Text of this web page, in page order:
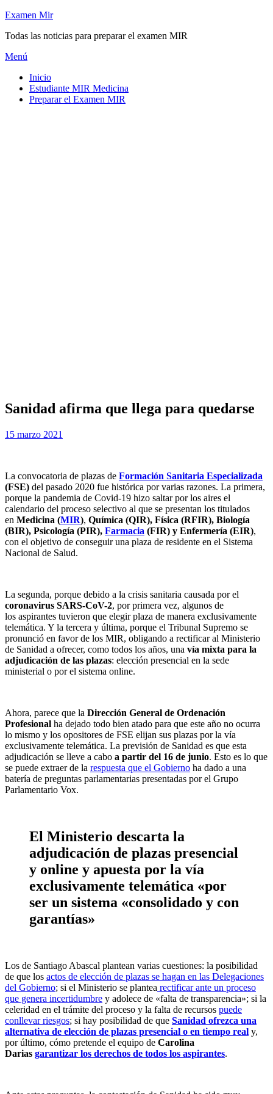
Saltar
contenido
Examen Mir
Todas las noticias para preparar el examen MIR
Menú
Inicio
Estudiante MIR Medicina
Preparar el Examen MIR
Sanidad afirma que llega para quedarse
porExamen MIR
Publicada
15 marzo 2021
La convocatoria de plazas de Formación Sanitaria Especializada
(FSE) del pasado 2020 fue histórica por varias razones. La primera,
porque la pandemia de Covid-19 hizo saltar por los aires el
calendario del proceso selectivo al que se presentan los titulados
en Medicina (MIR), Química (QIR), Física (RFIR), Biología
(BIR), Psicología (PIR), Farmacia (FIR) y Enfermería (EIR),
con el objetivo de conseguir una plaza de residente en el Sistema
Nacional de Salud.
La segunda, porque debido a la crisis sanitaria causada por el
coronavirus SARS-CoV-2, por primera vez, algunos de
los aspirantes tuvieron que elegir plaza de manera exclusivamente
telemática. Y la tercera y última, porque el Tribunal Supremo se
pronunció en favor de los MIR, obligando a rectificar al Ministerio
de Sanidad a ofrecer, como todos los años, una vía mixta para la
adjudicación de las plazas: elección presencial en la sede
ministerial o por el sistema online.
Ahora, parece que la Dirección General de Ordenación
Profesional ha dejado todo bien atado para que este año no ocurra
lo mismo y los opositores de FSE elijan sus plazas por la vía
exclusivamente telemática. La previsión de Sanidad es que esta
adjudicación se lleve a cabo a partir del 16 de junio. Esto es lo que
se puede extraer de la respuesta que el Gobierno ha dado a una
batería de preguntas parlamentarias presentadas por el Grupo
Parlamentario Vox.
El Ministerio descarta la
adjudicación de plazas presencial
y online y apuesta por la vía
exclusivamente telemática «por
ser un sistema «consolidado y con
garantías»
Los de Santiago Abascal plantean varias cuestiones: la posibilidad
de que los actos de elección de plazas se hagan en las Delegaciones
del Gobierno; si el Ministerio se plantea rectificar ante un proceso
que genera incertidumbre y adolece de «falta de transparencia»; si la
celeridad en el trámite del proceso y la falta de recursos puede
conllevar riesgos; si hay posibilidad de que Sanidad ofrezca una
alternativa de elección de plazas presencial o en tiempo real y,
por último, cómo pretende el equipo de Carolina
Darias garantizar los derechos de todos los aspirantes.